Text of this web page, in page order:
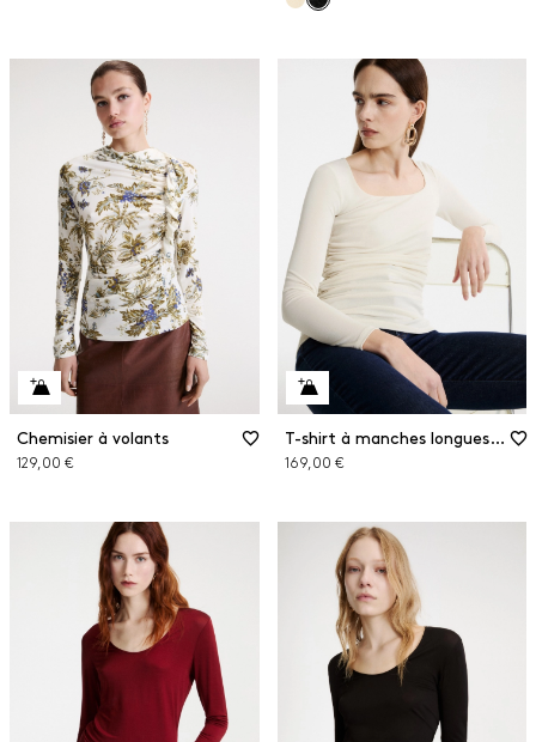
Chemisier à volants
129,00 €
T-shirt à manches longues en jersey crêpe
169,00 €